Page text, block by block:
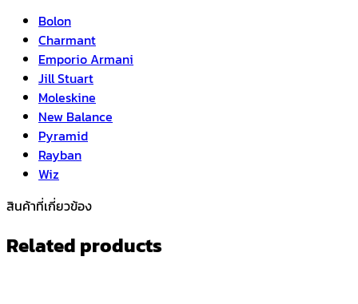
Bolon
Charmant
Emporio Armani
Jill Stuart
Moleskine
New Balance
Pyramid
Rayban
Wiz
สินค้าที่เกี่ยวข้อง
Related products